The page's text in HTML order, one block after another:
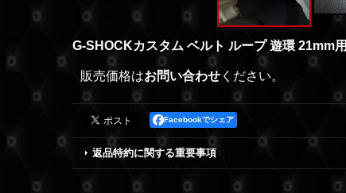
G-SHOCKカスタム ベルト ループ 遊環 21mm用
販売価格はお問い合わせ ください。
Facebookでシェア
返品特約に関する重要事項